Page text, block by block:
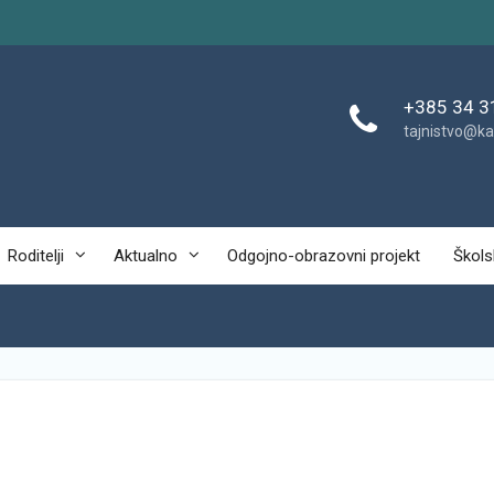
+385 34
Roditelji Aktualno Odgojno-obrazovni projekt